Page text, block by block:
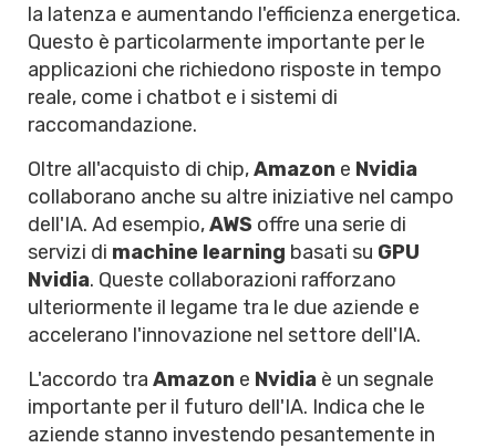
la latenza e aumentando l'efficienza energetica.
Questo è particolarmente importante per le
applicazioni che richiedono risposte in tempo
reale, come i chatbot e i sistemi di
raccomandazione.
Oltre all'acquisto di chip,Amazon e Nvidia
collaborano anche su altre iniziative nel campo
dell'IA. Ad esempio,AWS offre una serie di
servizi di machine learning basati su GPU
Nvidia. Queste collaborazioni rafforzano
ulteriormente il legame tra le due aziende e
accelerano l'innovazione nel settore dell'IA.
L'accordo tra Amazon e Nvidia è un segnale
importante per il futuro dell'IA. Indica che le
aziende stanno investendo pesantemente in